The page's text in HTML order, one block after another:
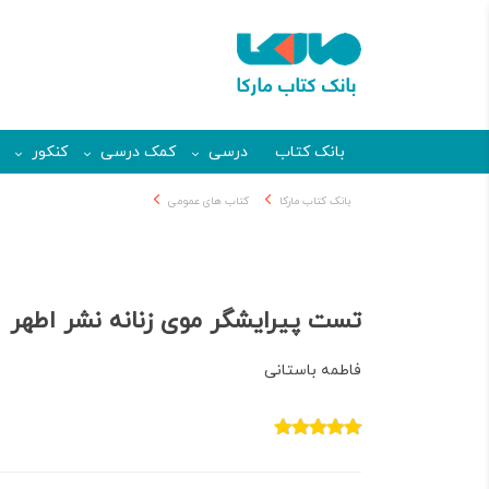
بانک کتاب درسی کمک درسی کنکور
بانک کتاب مارکا کتاب های عمومی
تست پیرایشگر موی زنانه نشر اطهر
فاطمه باستانی